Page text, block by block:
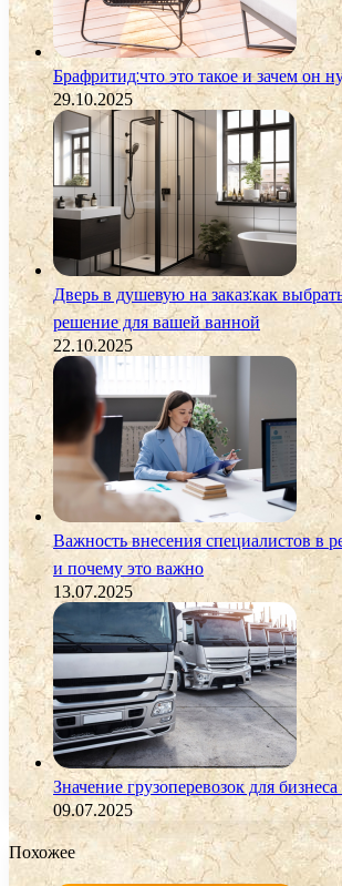
Брафритид:что это такое и зачем он
29.10.2025
Дверь в душевую на заказ:как
решение для вашей ванной
22.10.2025
Важность внесения специалистов в
и почему это важно
13.07.2025
Значение грузоперевозок для
09.07.2025
Похожее